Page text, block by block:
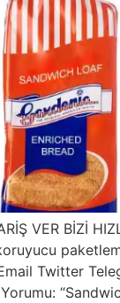
VER BİZİ
Twitter